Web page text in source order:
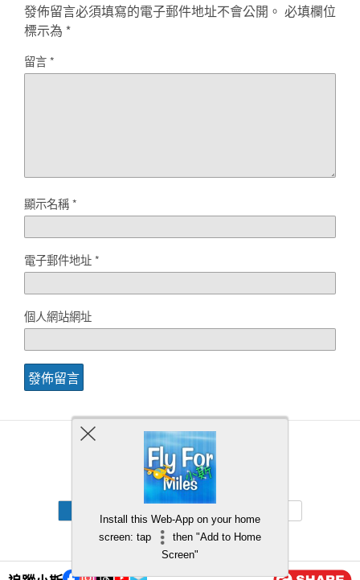
發佈留言必須填寫的電子郵件地址不會公開。 必填欄位
標示為 *
留言*
顯示名稱*
電子郵件地址*
個人網站網址
Back to top
Install this Web-App on your home
screen: tap
then "Add to Home
Screen"